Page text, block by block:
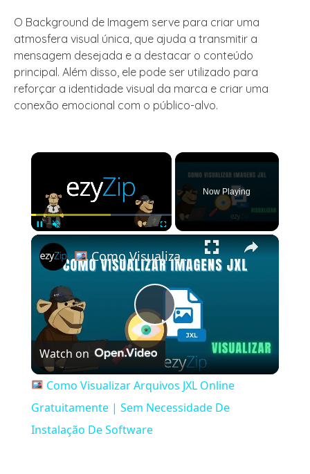
O Background de Imagem serve para criar uma
atmosfera visual única, que ajuda a transmitir a
mensagem desejada e a destacar o conteúdo
principal. Além disso, ele pode ser utilizado para
reforçar a identidade visual da marca e criar uma
conexão emocional com o público-alvo.
×
Now Playing
×
Play
Video
Como Visualizar Arquivos JXL Online Gratuitamente | Sem Necessidade De Instalação De Software
Watch on
Como Visualizar Arquivos JXL Online
Gratuitamente | Sem Necessidade De
Instalação De Software